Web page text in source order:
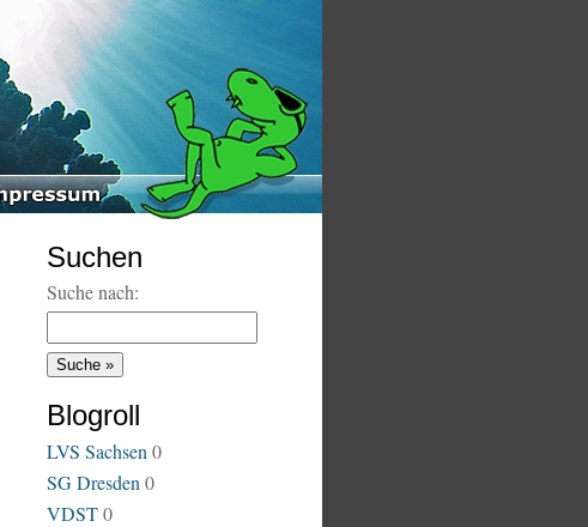
Suchen
Suche nach:
Blogroll
LVS Sachsen 0
SG Dresden 0
VDST0